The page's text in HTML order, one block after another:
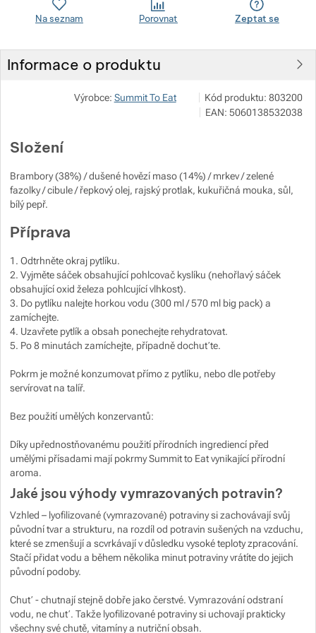
Na seznam Porovnat Zeptat se
Informace o produktu
Výrobce: Summit To Eat Zobrazit více
VERTONE s.r.o.
Podhorská 240/168 466
info@vertone.cz
Kód produktu: 803200
EAN: 5060138532038
Složení
Brambory (38%) / dušené hovězí maso (14%) / mrkev / zelené
fazolky / cibule / řepkový olej, rajský protlak, kukuřičná mouka, sůl,
bílý pepř.
Příprava
1. Odtrhněte okraj pytlíku.
2. Vyjměte sáček obsahující pohlcovač kyslíku (nehořlavý sáček
obsahující oxid železa pohlcující vlhkost).
3. Do pytlíku nalejte horkou vodu (300 ml / 570 ml big pack) a
zamíchejte.
4. Uzavřete pytlík a obsah ponechejte rehydratovat.
5. Po 8 minutách zamíchejte, případně dochuťte.
Pokrm je možné konzumovat přímo z pytlíku, nebo dle potřeby
servírovat na talíř.
Bez použití umělých konzervantů:
Díky upřednostňovanému použití přírodních ingrediencí před
umělými přísadami mají pokrmy Summit to Eat vynikající přírodní
aroma.
Jaké jsou výhody vymrazovaných potravin?
Vzhled – lyofilizované (vymrazované) potraviny si zachovávají svůj
původní tvar a strukturu, na rozdíl od potravin sušených na vzduchu,
které se zmenšují a scvrkávají v důsledku vysoké teploty zpracování.
Stačí přidat vodu a během několika minut potraviny vrátíte do jejich
původní podoby.
Chuť - chutnají stejně dobře jako čerstvé. Vymrazování odstraní
vodu, ne chuť. Takže lyofilizované potraviny si uchovají prakticky
všechny své chutě, vitamíny a nutriční obsah.
Zobrazit více
Zobrazit více
Zobrazit více
Zobrazit více
Zobrazit více
Zobrazit více